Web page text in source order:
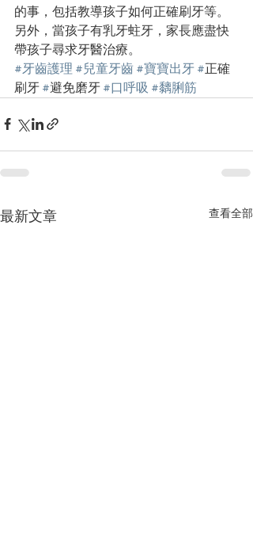
的事，包括教導孩子如何正確刷牙等。
另外，當孩子有乳牙蛀牙，家長應盡快
帶孩子尋求牙醫治療。
#牙齒護理 #兒童牙齒 #寶寶出牙 #正確
刷牙 #避免磨牙 #口呼吸 #黐脷筋
最新文章 查看全部